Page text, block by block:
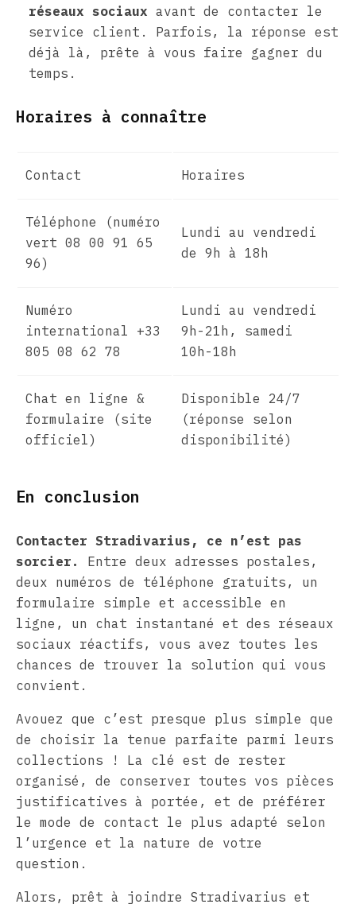
réseaux sociaux avant de contacter le
service client. Parfois, la réponse est
déjà là, prête à vous faire gagner du
temps.
Horaires à connaître
Contact Horaires
Téléphone (numéro
vert 08 00 91 65
96)
Lundi au vendredi
de 9h à 18h
Numéro
international +33
805 08 62 78
Lundi au vendredi
9h-21h, samedi
10h-18h
Chat en ligne &
formulaire (site
officiel)
Disponible 24/7
(réponse selon
disponibilité)
En conclusion
Contacter Stradivarius, ce n’est pas
sorcier.
Entre deux adresses postales,
deux numéros de téléphone gratuits, un
formulaire simple et accessible en
ligne, un chat instantané et des réseaux
sociaux réactifs, vous avez toutes les
chances de trouver la solution qui vous
convient.
Avouez que c’est presque plus simple que
de choisir la tenue parfaite parmi leurs
collections ! La clé est de rester
organisé, de conserver toutes vos pièces
justificatives à portée, et de préférer
le mode de contact le plus adapté selon
l’urgence et la nature de votre
question.
Alors, prêt à joindre Stradivarius et